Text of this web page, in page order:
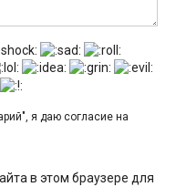
я даю согласие на
в этом браузере для